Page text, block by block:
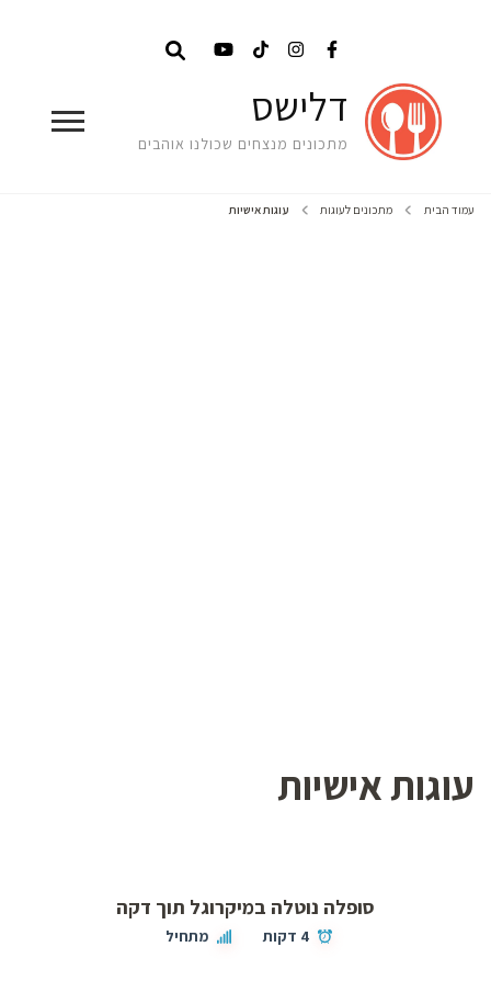
דלישס
מתכונים מנצחים שכולנו אוהבים
עמוד הבית מתכונים לעוגות עוגות אישיות
עוגות אישיות
סופלה נוטלה במיקרוגל תוך דקה
4 דקות מתחיל